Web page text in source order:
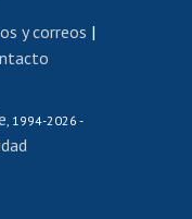
de títulos
Estudiantil
y correos |
, 1994-2026 -